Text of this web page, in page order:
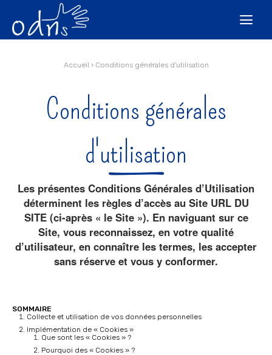

Accueil › Conditions générales d'utilisation
Conditions générales
d'utilisation
Les présentes Conditions Générales d’Utilisation
déterminent les règles d’accès au Site URL DU
SITE (ci-après « le Site »). En naviguant sur ce
Site, vous reconnaissez, en votre qualité
d’utilisateur, en connaître les termes, les accepter
sans réserve et vous y conformer.
SOMMAIRE
Collecte et utilisation de vos données personnelles
Implémentation de « Cookies »
Que sont les « Cookies » ?
Pourquoi des « Cookies » ?